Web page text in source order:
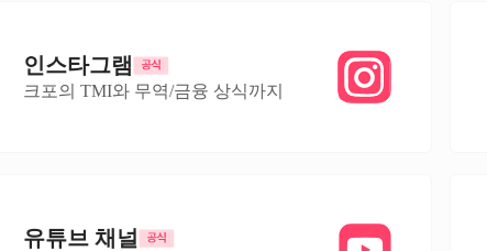
인스타그램
크포의 TMI와 무역/금융 상식까지
유튜브 채널